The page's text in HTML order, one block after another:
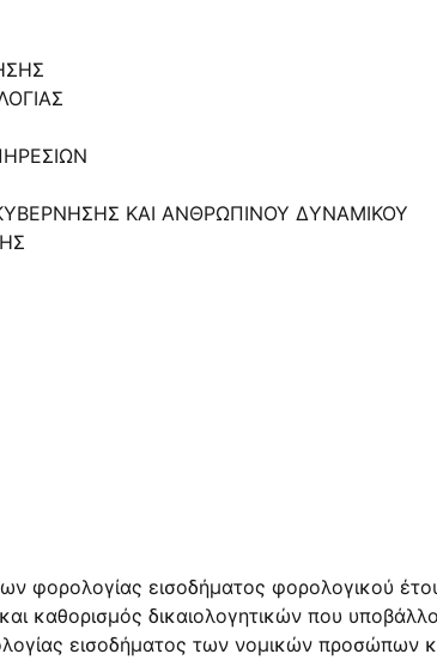
ΚΑΙ ΑΝΘΡΩΠΙΝΟΥ ΔΥΝΑΜΙΚΟΥ
φορολογίας εισοδήματος φορολογικού
καθορισμός δικαιολογητικών που
εισοδήματος των νομικών προσώπων